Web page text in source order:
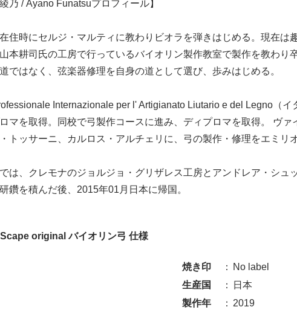
乃 / Ayano Funatsuプロフィール】
住時にセルジ・マルティに教わりビオラを弾きはじめる。現在
本耕司氏の工房で行っているバイオリン製作教室で製作を教わ
ではなく、弦楽器修理を自身の道として選び、歩みはじめる。
Internazionale per l' Artigianato Liutario e del Legno（
マを取得。同校で弓製作コースに進み、ディプロマを取得。 ヴ
トッサーニ、カルロス・アルチェリに、弓の製作・修理をエミリ
は、クレモナのジョルジョ・グリザレス工房とアンドレア・シ
鑽を積んだ後、2015年01月日本に帰国。
original バイオリン弓 仕様
焼き印 ：
No label
生産国
：
日本
製作年
： 2019